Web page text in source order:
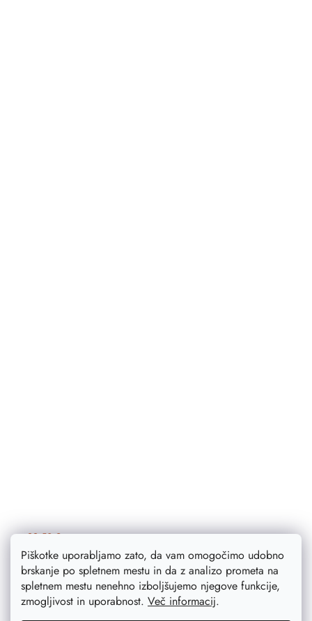
Piškotke uporabljamo zato, da vam omogočimo udobno
brskanje po spletnem mestu in da z analizo prometa na
spletnem mestu nenehno izboljšujemo njegove funkcije,
zmogljivost in uporabnost. Več informacij.
18 €
22,50 €
Izdelano po naročilu
DETAIL